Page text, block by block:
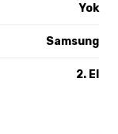
Yok
Samsung
2. El